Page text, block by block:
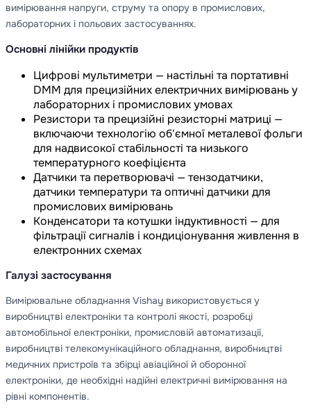
вимірювання напруги, струму та опору в промислових,
лабораторних і польових застосуваннях.
Основні лінійки продуктів
Цифрові мультиметри — настільні та портативні
DMM для прецизійних електричних вимірювань у
лабораторних і промислових умовах
Резистори та прецизійні резисторні матриці —
включаючи технологію об'ємної металевої фольги
для надвисокої стабільності та низького
температурного коефіцієнта
Датчики та перетворювачі — тензодатчики,
датчики температури та оптичні датчики для
промислових вимірювань
Конденсатори та котушки індуктивності — для
фільтрації сигналів і кондиціонування живлення в
електронних схемах
Галузі застосування
Вимірювальне обладнання Vishay використовується у
виробництві електроніки та контролі якості, розробці
автомобільної електроніки, промисловій автоматизації,
виробництві телекомунікаційного обладнання, виробництві
медичних пристроїв та збірці авіаційної й оборонної
електроніки, де необхідні надійні електричні вимірювання на
рівні компонентів.